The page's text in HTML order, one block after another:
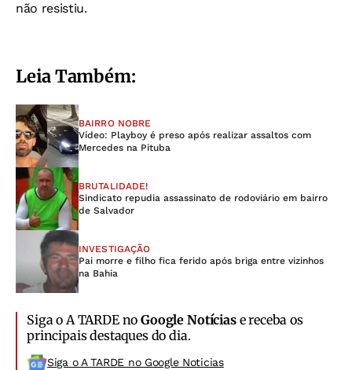
não resistiu.
Leia Também:
BAIRRO NOBRE
Vídeo: Playboy é preso após realizar assaltos com
Mercedes na Pituba
BRUTALIDADE!
Sindicato repudia assassinato de rodoviário em bairro
de Salvador
INVESTIGAÇÃO
Pai morre e filho fica ferido após briga entre vizinhos
na Bahia
Siga o A TARDE noGoogle Notíciase receba os
principais destaques do dia.
Siga o A TARDE no Google Noticias